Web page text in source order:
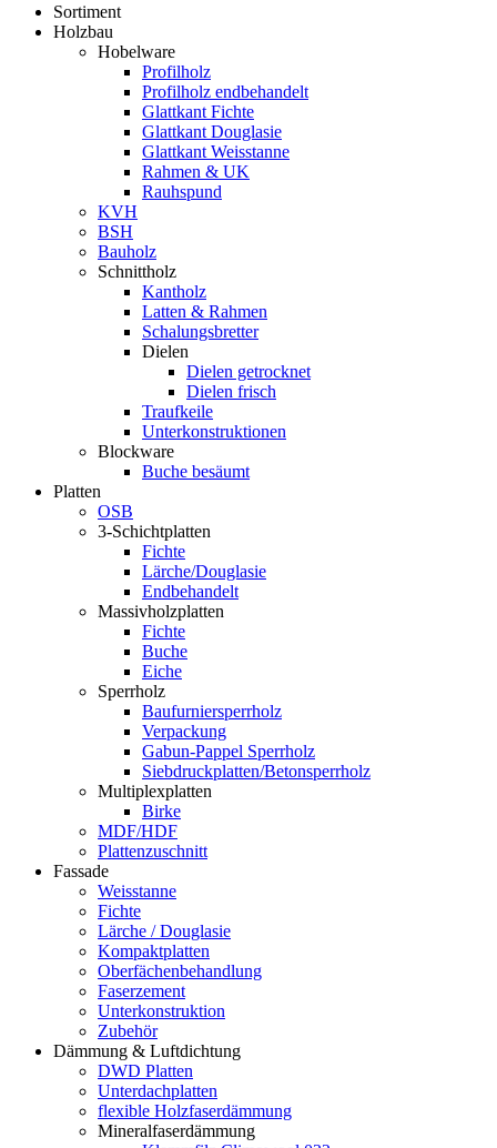
Sortiment
Holzbau
Hobelware
Profilholz
Profilholz endbehandelt
Glattkant Fichte
Glattkant Douglasie
Glattkant Weisstanne
Rahmen & UK
Rauhspund
KVH
BSH
Bauholz
Schnittholz
Kantholz
Latten & Rahmen
Schalungsbretter
Dielen
Dielen getrocknet
Dielen frisch
Traufkeile
Unterkonstruktionen
Blockware
Buche besäumt
Platten
OSB
3-Schichtplatten
Fichte
Lärche/Douglasie
Endbehandelt
Massivholzplatten
Fichte
Buche
Eiche
Sperrholz
Baufurniersperrholz
Verpackung
Gabun-Pappel Sperrholz
Siebdruckplatten/Betonsperrholz
Multiplexplatten
Birke
MDF/HDF
Plattenzuschnitt
Fassade
Weisstanne
Fichte
Lärche / Douglasie
Kompaktplatten
Oberfächenbehandlung
Faserzement
Unterkonstruktion
Zubehör
Dämmung & Luftdichtung
DWD Platten
Unterdachplatten
flexible Holzfaserdämmung
Mineralfaserdämmung